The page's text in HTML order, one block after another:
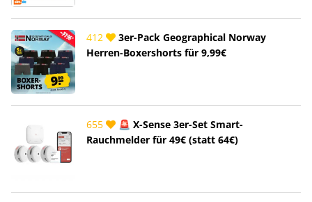
412
3er-Pack Geographical Norway
Herren-Boxershorts für 9,99€
655
🚨 X-Sense 3er-Set Smart-
Rauchmelder für 49€ (statt 64€)